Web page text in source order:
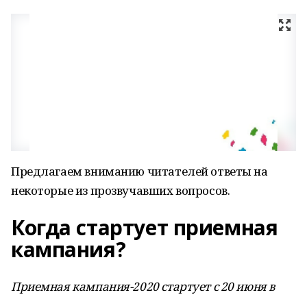
Предлагаем вниманию читателей ответы на
некоторые из прозвучавших вопросов.
Когда стартует приемная
кампания?
Приемная кампания-2020 стартует с 20 июня в